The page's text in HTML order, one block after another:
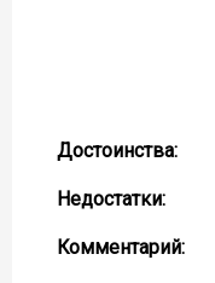
Достоинства:
Недостатки:
Комментарий: